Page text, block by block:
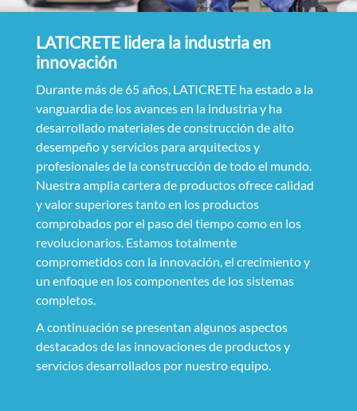
LATICRETE lidera la industria en
innovación
Durante más de 65 años, LATICRETE ha estado a la
vanguardia de los avances en la industria y ha
desarrollado materiales de construcción de alto
desempeño y servicios para arquitectos y
profesionales de la construcción de todo el mundo.
Nuestra amplia cartera de productos ofrece calidad
y valor superiores tanto en los productos
comprobados por el paso del tiempo como en los
revolucionarios. Estamos totalmente
comprometidos con la innovación, el crecimiento y
un enfoque en los componentes de los sistemas
completos.
A continuación se presentan algunos aspectos
destacados de las innovaciones de productos y
servicios desarrollados por nuestro equipo.